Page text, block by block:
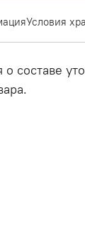
Условия
составе